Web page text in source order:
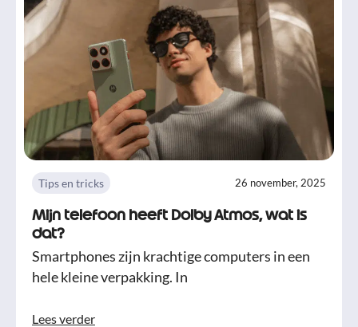
Tips en tricks 26 november, 2025
Mijn telefoon heeft Dolby Atmos, wat is
dat?
Smartphones zijn krachtige computers in een
hele kleine verpakking. In
Lees verder